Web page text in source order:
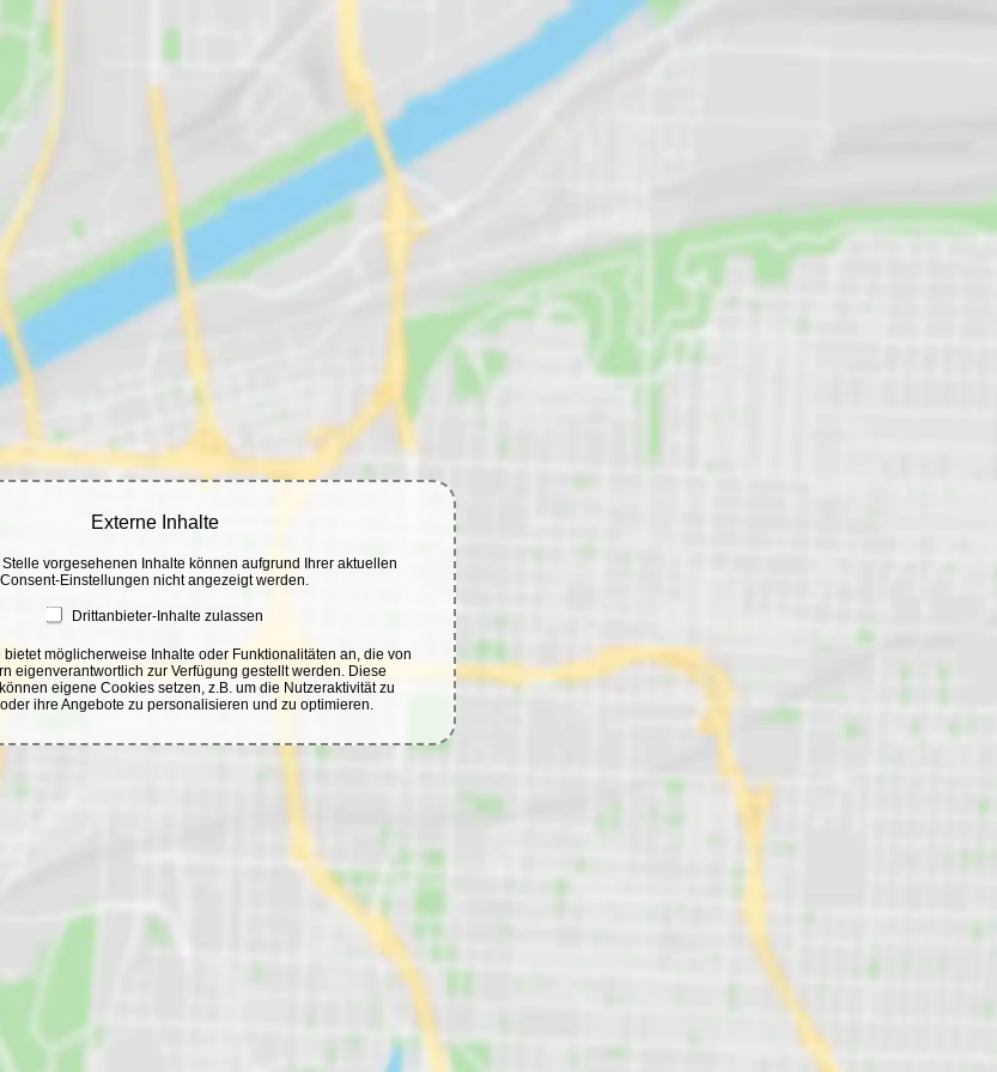
Externe Inhalte
vorgesehenen Inhalte können aufgrund Ihrer aktuellen
Consent-Einstellungen nicht angezeigt werden.
Drittanbieter-Inhalte zulassen
bietet möglicherweise Inhalte oder Funktionalitäten an, die von
eigenverantwortlich zur Verfügung gestellt werden. Diese
eigene Cookies setzen, z.B. um die Nutzeraktivität zu
ihre Angebote zu personalisieren und zu optimieren.